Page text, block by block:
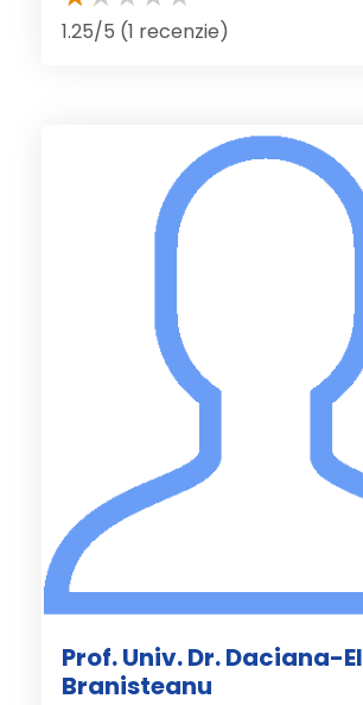
1.25/5 (1 recenzie)
Prof. Univ. Dr. Daciana-
Branisteanu